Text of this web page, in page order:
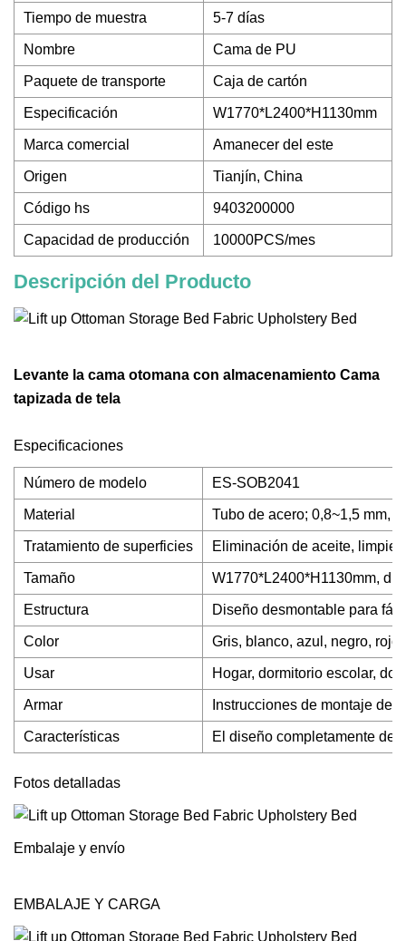
Tiempo de muestra 5-7 días
Nombre Cama de PU
Paquete de transporte Caja de cartón
Especificación W1770*L2400*H1130mm
Marca comercial Amanecer del este
Origen Tianjín, China
Código hs 9403200000
Capacidad de producción 10000PCS/mes
Descripción del Producto
Levante la cama otomana con almacenamiento Cama
tapizada de tela
Especificaciones
Número de modelo ES-SOB2041
Material Tubo de acero; 0,8~1,5 mm,
Tratamiento de superficies Eliminación de aceite,
Tamaño W1770*L2400*H1130mm,
Estructura Diseño desmontable para
Color Gris, blanco, azul, negro,
Usar Hogar, dormitorio escolar,
Armar Instrucciones de montaje
Características El diseño completamente
Fotos detalladas
Embalaje y envío
EMBALAJE Y CARGA